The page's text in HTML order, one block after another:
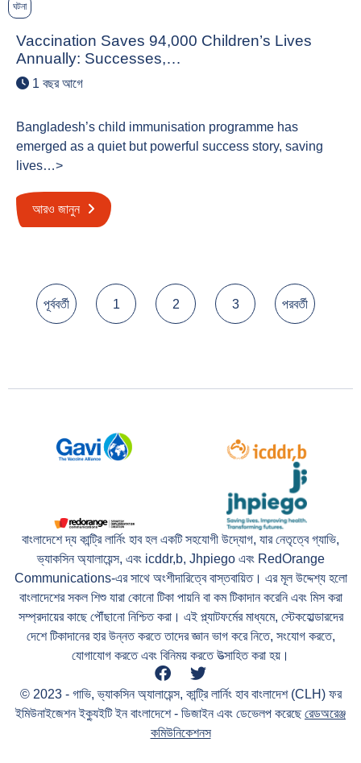
ঘটনা
Vaccination Saves 94,000 Children’s Lives
Annually: Successes,…
1 বছর আগে
Bangladesh’s child immunisation programme has
emerged as a quiet but powerful success story, saving
lives…>
আরও জানুন
পূর্ববর্তী 1 2 3 পরবর্তী
বাংলাদেশে দ্য কান্ট্রি লার্নিং হাব হল একটি সহযোগী উদ্যোগ, যার নেতৃত্বে গ্যাভি,
ভ্যাকসিন অ্যালায়েন্স, এবং icddr,b, Jhpiego এবং RedOrange
Communications-এর সাথে অংশীদারিত্বে বাস্তবায়িত। এর মূল উদ্দেশ্য হলো
বাংলাদেশের সকল শিশু যারা কোনো টিকা পায়নি বা কম টিকাদান করেনি এবং মিস করা
সম্প্রদায়ের কাছে পৌঁছানো নিশ্চিত করা। এই প্ল্যাটফর্মের মাধ্যমে, স্টেকহোল্ডারদের
দেশে টিকাদানের হার উন্নত করতে তাদের জ্ঞান ভাগ করে নিতে, সংযোগ করতে,
যোগাযোগ করতে এবং বিনিময় করতে উত্সাহিত করা হয়।
© 2023 - গাভি, ভ্যাকসিন অ্যালায়েন্স, কান্ট্রি লার্নিং হাব বাংলাদেশ (CLH) ফর
ইমিউনাইজেশন ইক্যুইটি ইন বাংলাদেশে - ডিজাইন এবং ডেভেলপ করেছেরেডঅরেঞ্জ
কমিউনিকেশনস